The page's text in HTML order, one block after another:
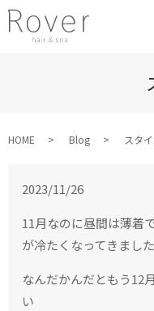
HOME Blog スタ
2023/11/26
11月なのに昼間は薄着
が冷たくなってきまし
なんだかんだともう12
い